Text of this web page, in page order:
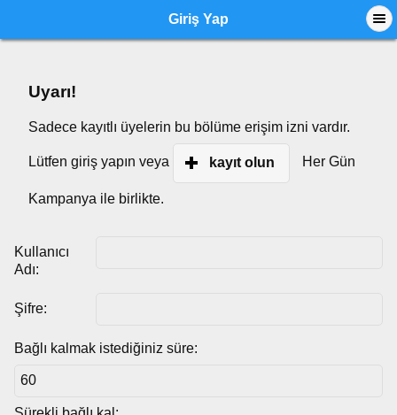
Giriş Yap
Uyarı!
Sadece kayıtlı üyelerin bu bölüme erişim izni vardır.
Lütfen giriş yapın veya kayıt olun Her Gün
Kampanya ile birlikte.
Kullanıcı
Adı:
Şifre:
Bağlı kalmak istediğiniz süre: